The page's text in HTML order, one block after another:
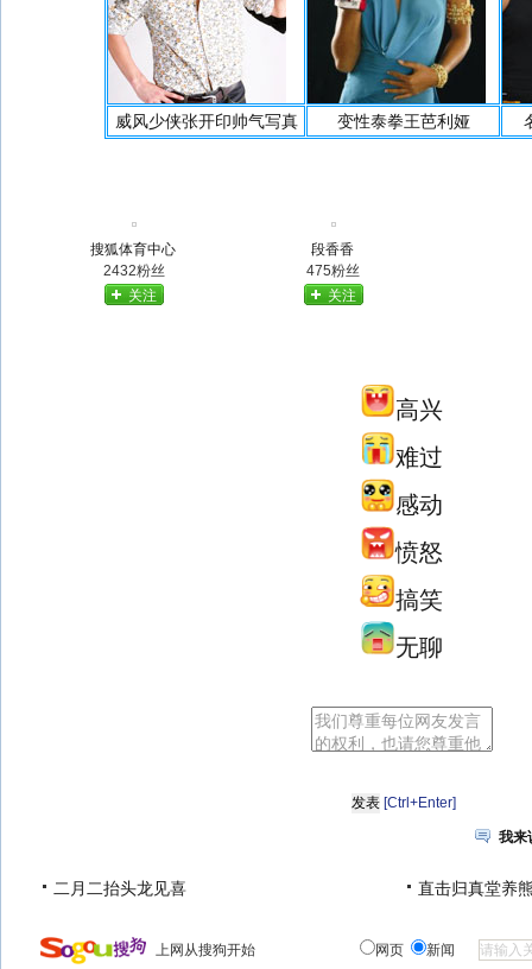
威风少侠张开印帅气写真 变性泰拳王芭利娅
搜狐体育中心
2432粉丝
关注
段香香
475粉丝
关注
高兴
难过
感动
愤怒
搞笑
无聊
[Ctrl+Enter]
我来
二月二抬头龙见喜 直击归真堂养
上网从搜狗开始 网页 新闻